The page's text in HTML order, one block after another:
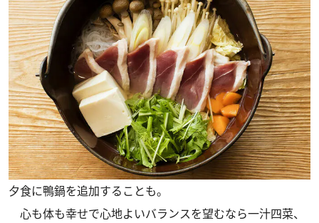
夕食に鴨鍋を追加することも。
心も体も幸せで心地よいバランスを望むなら一汁四菜、